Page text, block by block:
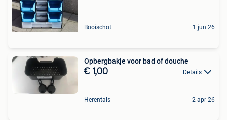
Booischot 1 jun 26
Opbergbakje voor bad of douche
€ 1,00 Details
Herentals 2 apr 26